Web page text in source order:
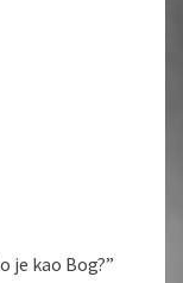
je kao Bog?”